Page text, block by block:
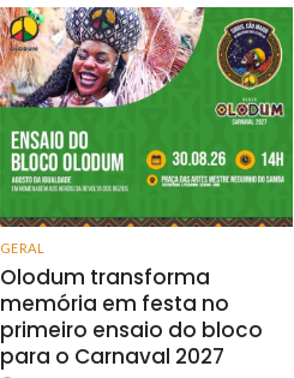
GERAL
Olodum transforma
memória em festa no
primeiro ensaio do bloco
para o Carnaval 2027